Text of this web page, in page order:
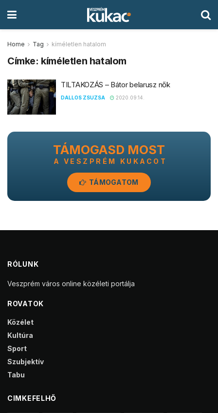
Home Tag kíméletlen hatalom
Címke: kíméletlen hatalom
TILTAKOZÁS – Bátor belarusz nők
DALLOS ZSUZSA 2020.09.14.
TÁMOGASD MOST
A VESZPRÉM KUKACOT
TÁMOGATOM
RÓLUNK
Veszprém város online közéleti portálja
ROVATOK
Közélet
Kultúra
Sport
Szubjektív
Tabu
CIMKEFELHŐ